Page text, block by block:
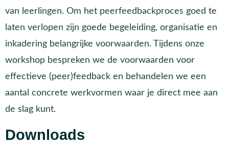
van leerlingen. Om het peerfeedbackproces goed te
laten verlopen zijn goede begeleiding, organisatie en
inkadering belangrijke voorwaarden. Tijdens onze
workshop bespreken we de voorwaarden voor
effectieve (peer)feedback en behandelen we een
aantal concrete werkvormen waar je direct mee aan
de slag kunt.
Downloads